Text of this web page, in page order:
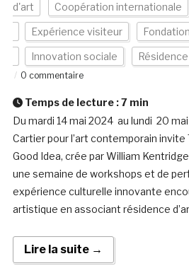
d'art Coopération internationale
Expérience visiteur Fondation
Innovation sociale Résidence
0 commentaire
Temps de lecture :7 min
Du mardi 14 mai 2024 au lundi 20
Cartier pour l’art contemporain
Good Idea, crée par William
une semaine de workshops et de
expérience culturelle innovante
artistique en associant résidence
Lire la suite →